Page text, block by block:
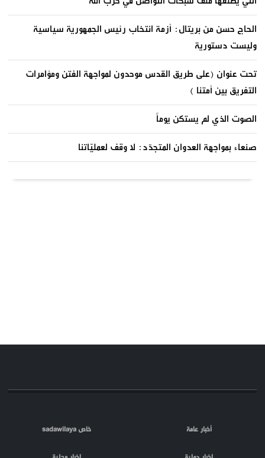
الحاج حسن من بريتال: أزمة انتخاب رئيس الجمهورية سياسية
وليست دستورية
تحت عنوان (على طريق القدس موحدون لمواجهة الفتن ومؤامرات
التفريق بين أمتنا )
الصوت الذي لم يستكن يوماً
صنعاء بمواجهة العدوان المتجدّد: لا وقف لعمليّاتنا
أخبار عامة خاص sadawilaya